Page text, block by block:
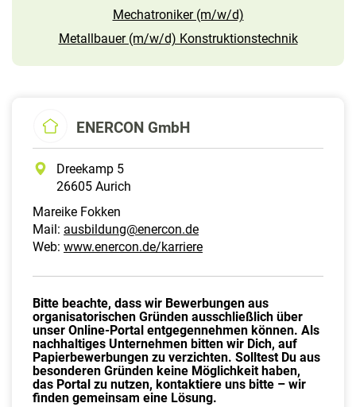
Mechatroniker (m/w/d)
Metallbauer (m/w/d) Konstruktionstechnik
ENERCON GmbH
Dreekamp 5
26605 Aurich
Mareike Fokken
Mail: ausbildung@enercon.de
Web: www.enercon.de/karriere
Bitte beachte, dass wir Bewerbungen aus
organisatorischen Gründen ausschließlich über
unser Online-Portal entgegennehmen können. Als
nachhaltiges Unternehmen bitten wir Dich, auf
Papierbewerbungen zu verzichten. Solltest Du aus
besonderen Gründen keine Möglichkeit haben,
das Portal zu nutzen, kontaktiere uns bitte – wir
finden gemeinsam eine Lösung.